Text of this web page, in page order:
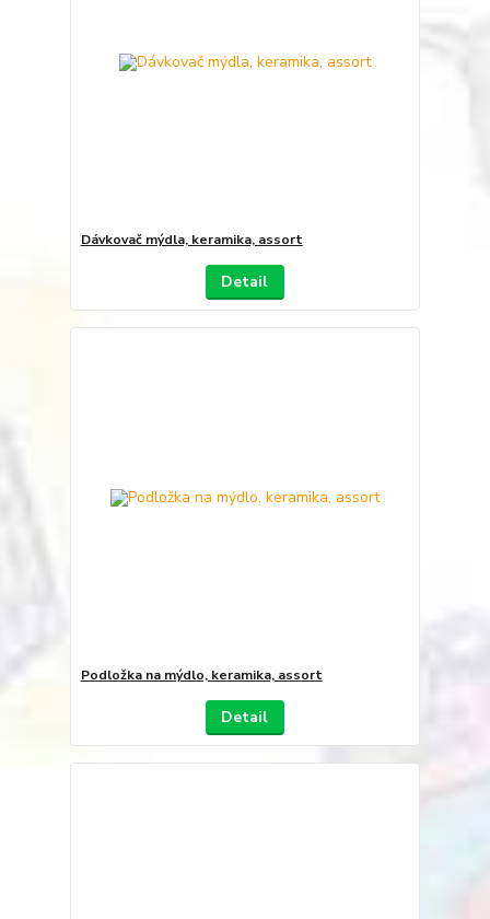
Dávkovač mýdla, keramika, assort
Detail
Podložka na mýdlo, keramika, assort
Detail